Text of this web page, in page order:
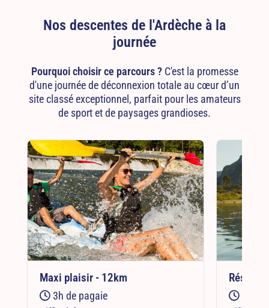
Nos descentes de l'Ardèche à la
journée
Pourquoi choisir ce parcours ?C'est la promesse
d'une journée de déconnexion totale au cœur d’un
site classé exceptionnel, parfait pour les amateurs
de sport et de paysages grandioses.
Maxi plaisir - 12km
3h de pagaie